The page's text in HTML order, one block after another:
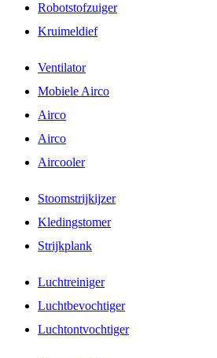
Robotstofzuiger
Kruimeldief
Ventilator
Mobiele Airco
Airco
Airco
Aircooler
Stoomstrijkijzer
Kledingstomer
Strijkplank
Luchtreiniger
Luchtbevochtiger
Luchtontvochtiger